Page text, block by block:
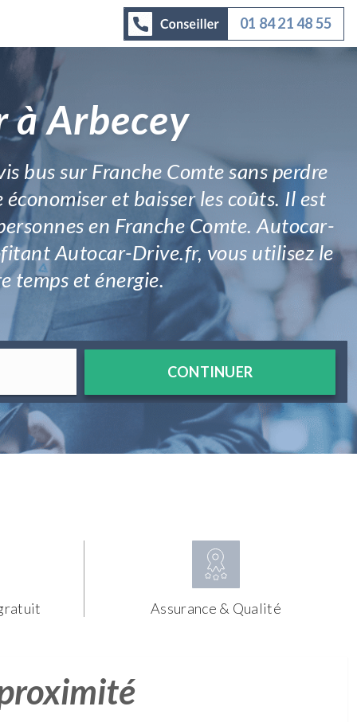
01 84 21 48 55
à Arbecey
bus sur Franche Comte sans perdre
et baisser les coûts. Il est
en Franche Comte. Autocar-
Autocar-Drive.fr, vous utilisez le
temps et énergie.
CONTINUER
Assurance & Qualité